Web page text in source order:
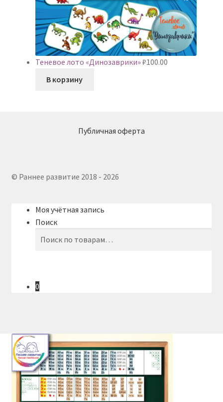
Теневое лото «Динозаврики»₽100.00
В корзину
Публичная оферта
© Раннее развитие 2018 - 2026
Моя учётная запись
Поиск
0